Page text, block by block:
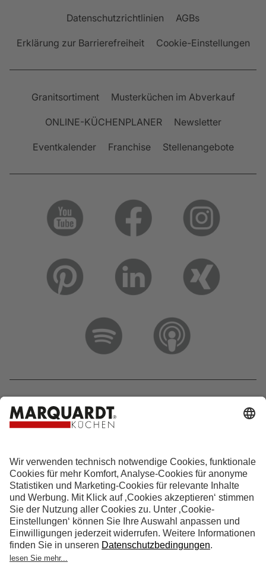
Datenschutzrichtlinien AGBs
Erklärung zur Barrierefreiheit Cookie-Einstellungen
Granitsortiment Musterküchen im Abverkauf
ONLINE-KÜCHENPLANER Newsletter
Eventkalender Franchise Stellenangebote
Hotline 0800 133 133 0
info@marquardt-kuechen.de
4.9Sterne aus4153Bewertungen